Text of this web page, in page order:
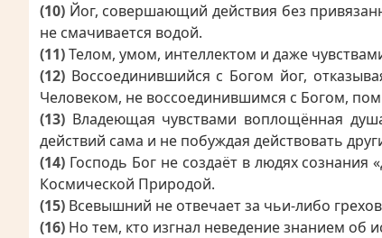
(10) Йог, совершающий действия без
не смачивается водой.
(11)Телом, умом, интеллектом и даже
(12) Воссоединившийся с Богом йог,
Человеком, не воссоединившимся с Богом,
(13) Владеющая чувствами воплощённая
действий сама и не побуждая действовать
(14) Господь Бог не создаёт в людях
Космической Природой.
(15) Всевышний не отвечает за чьи-либо
(16) Но тем, кто изгнал неведение знанием об